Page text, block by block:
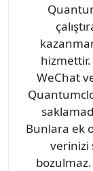
hizmettir.
WeChat
Bunlara ek
verinizi